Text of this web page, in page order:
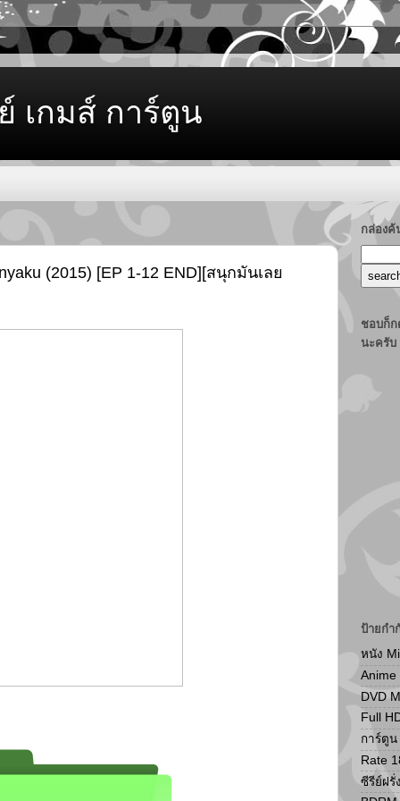
เกมส์ การ์ตูน
(2015) [EP 1-12 END][สนุกมันเลย
กล่องค้
ชอบก็ก
นะครับ
ป้ายกำ
หนัง
Anime
DVD
Full
การ์ตูน
Rate
ซีรีย์ฝรั่